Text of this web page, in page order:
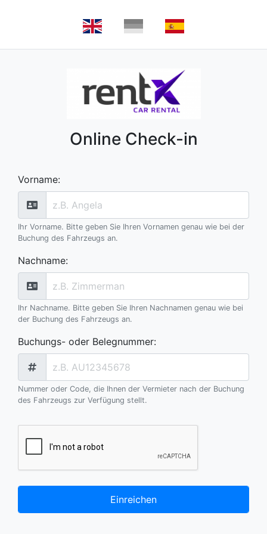
Online Check-in
Vorname:
Ihr Vorname. Bitte geben Sie Ihren Vornamen genau wie bei der
Buchung des Fahrzeugs an.
Nachname:
Ihr Nachname. Bitte geben Sie Ihren Nachnamen genau wie bei
der Buchung des Fahrzeugs an.
Buchungs- oder Belegnummer:
Nummer oder Code, die Ihnen der Vermieter nach der Buchung
des Fahrzeugs zur Verfügung stellt.
Einreichen